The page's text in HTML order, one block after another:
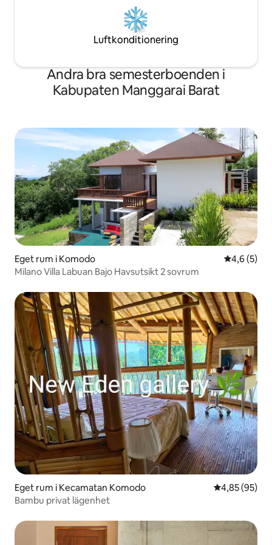
Luftkonditionering
Andra bra semesterboenden i
Kabupaten Manggarai Barat
Eget rum i Komodo 4,6 av 5 i
4,6 (5)
Milano Villa Labuan Bajo Havsutsikt 2 sovrum
Eget rum i Kecamatan Komodo 4,85 av 5 i
4,85 (95)
Bambu privat lägenhet